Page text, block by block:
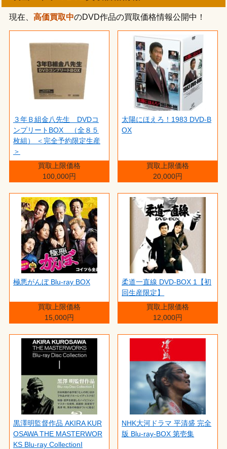
現在、 高価買取中のDVD作品の買取価格情報公開中！
３年Ｂ組金八先生 DVDコ
ンプリートBOX （全８５
枚組） ＜完全予約限定生産
＞
買取上限価格
100,000円
太陽にほえろ！1983 DVD-B
OX
買取上限価格
20,000円
極悪がんぼ Blu-ray BOX
買取上限価格
15,000円
柔道一直線 DVD-BOX 1【初
回生産限定】
買取上限価格
12,000円
黒澤明監督作品 AKIRA KUR
OSAWA THE MASTERWOR
KS Blu-ray CollectionI
NHK大河ドラマ 平清盛 完全
版 Blu-ray-BOX 第壱集